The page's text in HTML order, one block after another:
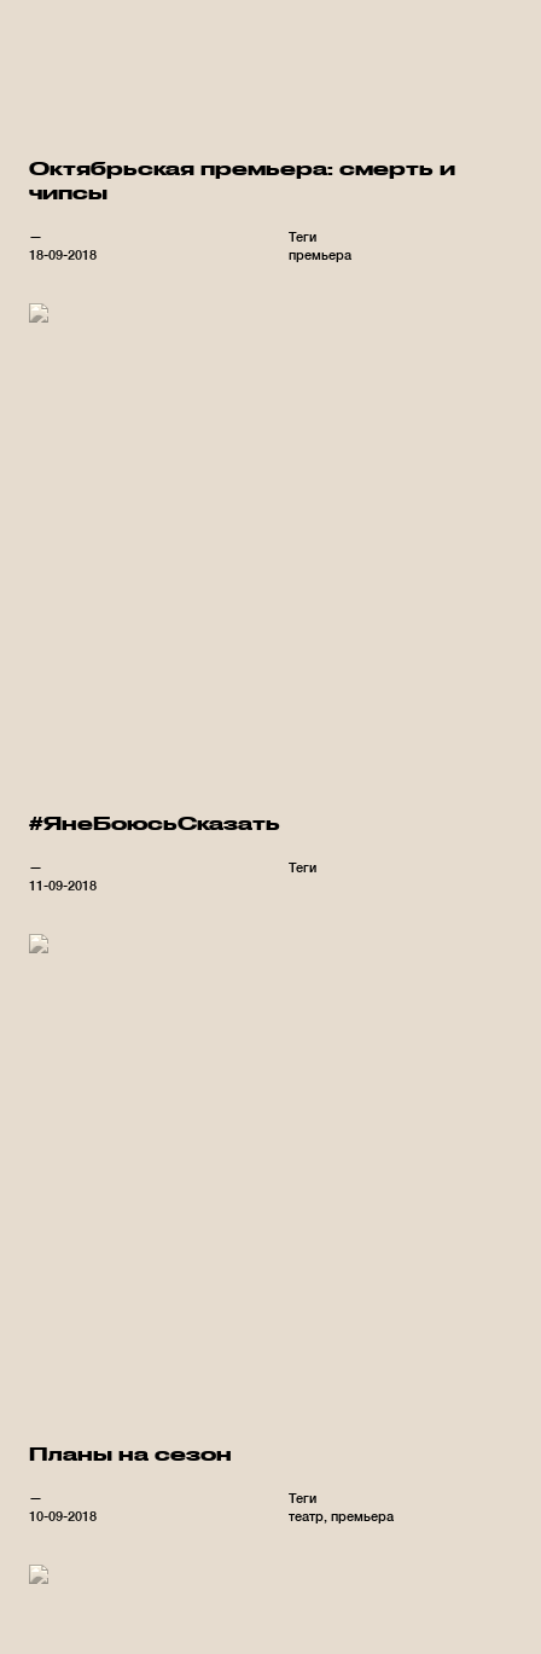
Октябрьская премьера: смерть и
чипсы
—
18-09-2018
Теги
премьера
#ЯнеБоюсьСказать
—
11-09-2018
Теги
Планы на сезон
—
10-09-2018
Теги
театр премьера